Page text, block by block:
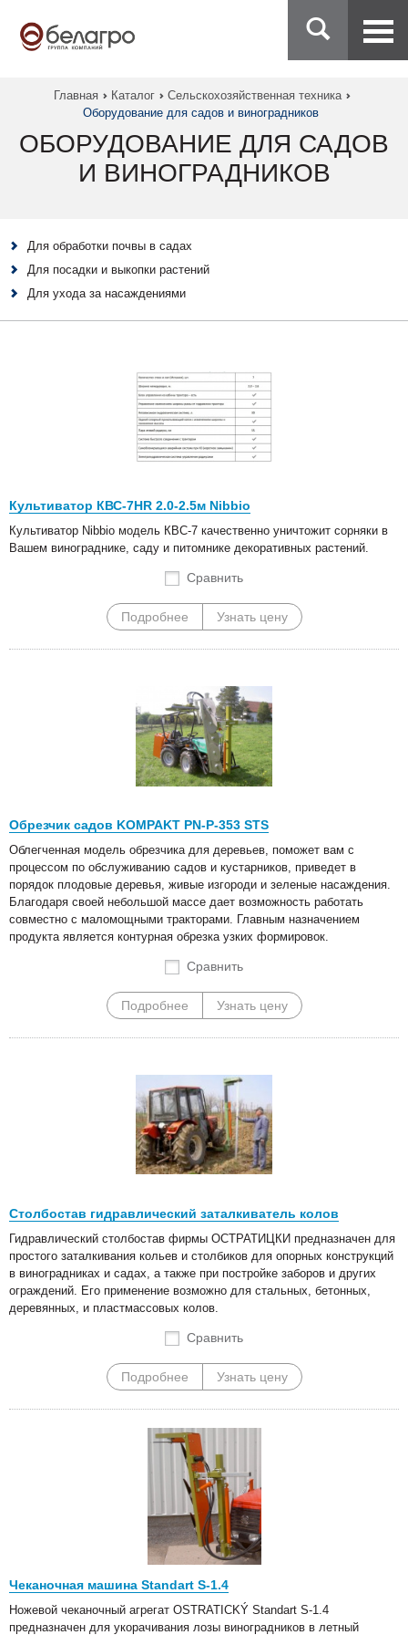
Главная Каталог
Сельскохозяйственная техника
Оборудование для садов и виноградников
ОБОРУДОВАНИЕ ДЛЯ САДОВ
И ВИНОГРАДНИКОВ
Для обработки почвы в садах
Для посадки и выкопки растений
Для ухода за насаждениями
Культиватор КВС-7HR 2.0-2.5м Nibbio
Культиватор Nibbio модель КВС-7 качественно уничтожит сорняки в
Вашем винограднике, саду и питомнике декоративных растений.
Сравнить
Подробнее Узнать цену
Обрезчик садов KOMPAKT PN-P-353 STS
Облегченная модель обрезчика для деревьев, поможет вам с
процессом по обслуживанию садов и кустарников, приведет в
порядок плодовые деревья, живые изгороди и зеленые насаждения.
Благодаря своей небольшой массе дает возможность работать
совместно с маломощными тракторами. Главным назначением
продукта является контурная обрезка узких формировок.
Сравнить
Подробнее Узнать цену
Столбостав гидравлический заталкиватель колов
Гидравлический столбостав фирмы ОСТРАТИЦКИ предназначен для
простого заталкивания кольев и столбиков для опорных конструкций
в виноградниках и садах, а также при постройке заборов и других
ограждений. Его применение возможно для стальных, бетонных,
деревянных, и пластмассовых колов.
Сравнить
Подробнее Узнать цену
Чеканочная машина Standart S-1.4
Ножевой чеканочный агрегат OSTRATICKÝ Standart S-1.4
предназначен для укорачивания лозы виноградников в летный